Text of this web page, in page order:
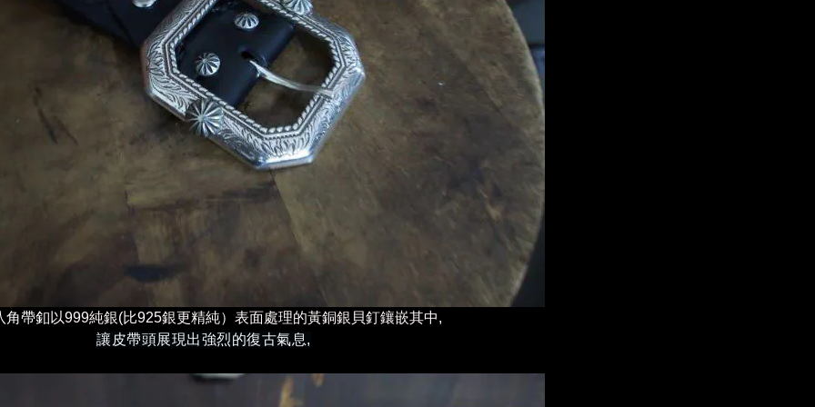
角帶釦 以999純銀(比925銀更精純）表面處理的黃銅銀貝釘鑲嵌其中,
讓皮帶頭展現出強烈的復古氣息,